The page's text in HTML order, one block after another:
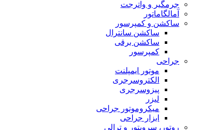
جرمگیر و واترجت
آمالگاماتور
ساکشن و کمپرسور
ساکشن سانترال
ساکشن برقی
کمپرسور
جراحی
موتور ایمپلنت
الکتروسرجری
پیزوسرجری
لیزر
میکروموتور جراحی
ابزار جراحی
روتور، سرویتور و ترالی